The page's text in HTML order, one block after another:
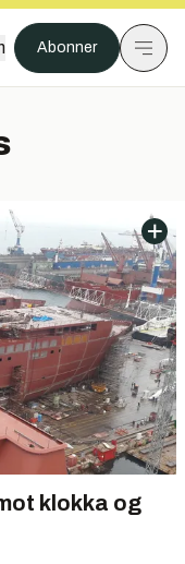
Abonner
klokka og